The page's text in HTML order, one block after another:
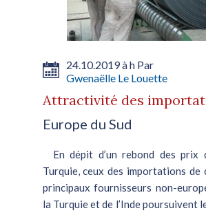
24.10.2019 à h Par
Gwenaëlle Le Louette
Attractivité des
Europe du Sud
En dépit d’un rebond des prix
Turquie, ceux des importations de
principaux fournisseurs non-
la Turquie et de l’Inde poursuivent